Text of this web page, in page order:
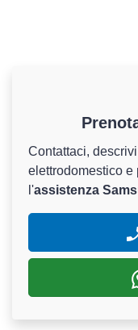
Contattaci,
elettrodomestico e
l'assistenza